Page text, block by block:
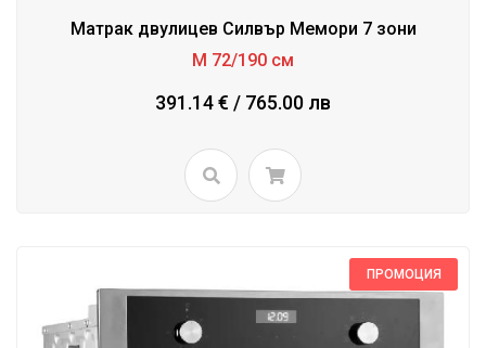
Матрак двулицев Силвър Мемори 7 зони
М 72/190 см
391.14 € / 765.00 лв
ПРОМОЦИЯ